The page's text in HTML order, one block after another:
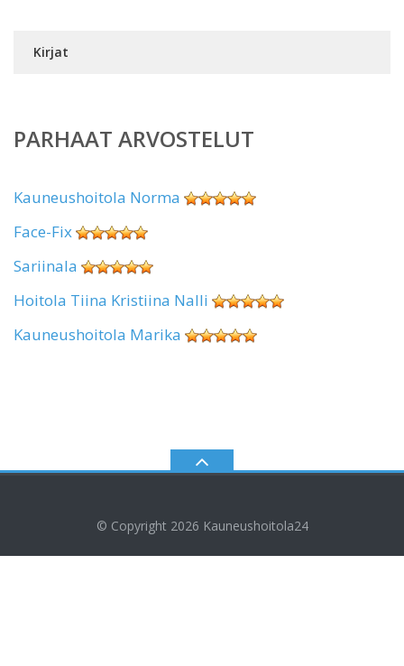
Kirjat
PARHAAT ARVOSTELUT
Kauneushoitola Norma
Face-Fix
Sariinala
Hoitola Tiina Kristiina Nalli
Kauneushoitola Marika
© Copyright 2026 Kauneushoitola24